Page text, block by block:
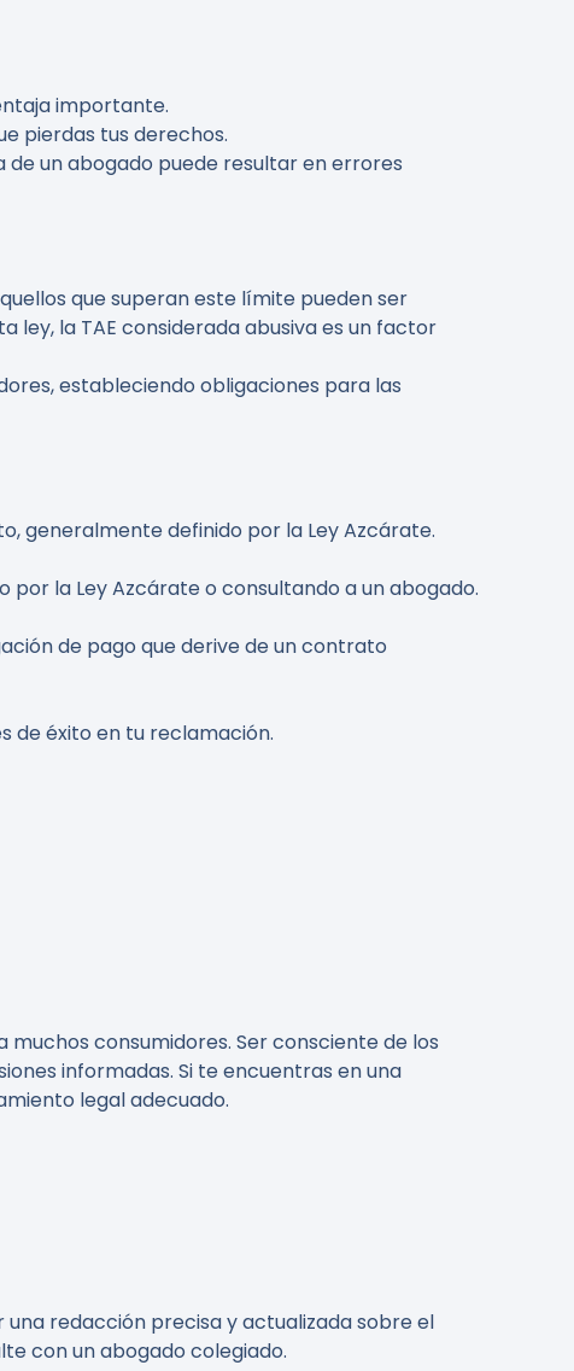
importante.
pierdas tus derechos.
un abogado puede resultar en errores
que superan este límite pueden ser
ley, la TAE considerada abusiva es un factor
estableciendo obligaciones para las
generalmente definido por la Ley Azcárate.
la Ley Azcárate o consultando a un abogado.
de pago que derive de un contrato
de éxito en tu reclamación.
consumidores. Ser consciente de los
informadas. Si te encuentras en una
legal adecuado.
redacción precisa y actualizada sobre el
con un abogado colegiado.